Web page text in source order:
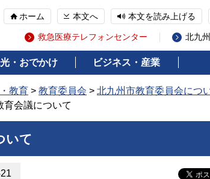
ホーム 本文へ 本文を読み上げる
救急医療テレフォンセンター 北九
・おでかけ ビジネス・産業
教育 > 教育委員会 > 北九州市教育委員会につ
育会議について
いて